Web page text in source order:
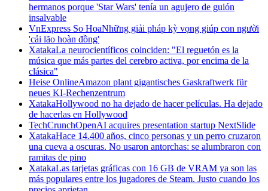
hermanos porque 'Star Wars' tenía un agujero de guión
insalvable
VnExpress So HoaNhững giải pháp kỳ vọng giúp con người
'cải lão hoàn đồng'
XatakaLa neurocientíficos coinciden: "El reguetón es la
música que más partes del cerebro activa, por encima de la
clásica"
Heise OnlineAmazon plant gigantisches Gaskraftwerk für
neues KI-Rechenzentrum
XatakaHollywood no ha dejado de hacer películas. Ha dejado
de hacerlas en Hollywood
TechCrunchOpenAI acquires presentation startup NextSlide
XatakaHace 14.400 años, cinco personas y un perro cruzaron
una cueva a oscuras. No usaron antorchas: se alumbraron con
ramitas de pino
XatakaLas tarjetas gráficas con 16 GB de VRAM ya son las
más populares entre los jugadores de Steam. Justo cuando los